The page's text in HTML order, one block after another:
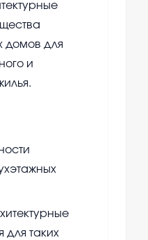
домов для
и
для таких